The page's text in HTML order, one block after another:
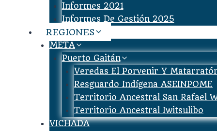
Informes 2021
Informes De Gestión 2025
REGIONES
META
Puerto Gaitán
Veredas El Porvenir Y
Resguardo Indígena ASEINPOME
Territorio Ancestral San Rafael
Territorio Ancestral Iwitsulibo
VICHADA